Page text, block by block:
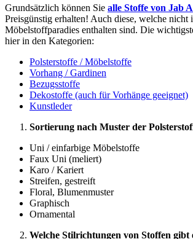
Grundsätzlich können Sie alle Stoffe von Jab
Preisgünstig erhalten! Auch diese, welche nicht
Möbelstoffparadies enthalten sind. Die
hier in den Kategorien:
Polsterstoffe / Möbelstoffe
Vorhang / Gardinen
Bezugsstoffe
Dekostoffe (auch für Vorhänge geeignet)
Kunstleder
Sortierung nach Muster der
Uni / einfarbige Möbelstoffe
Faux Uni (meliert)
Karo / Kariert
Streifen, gestreift
Floral, Blumenmuster
Graphisch
Ornamental
Welche Stilrichtungen von Stoffen gibt